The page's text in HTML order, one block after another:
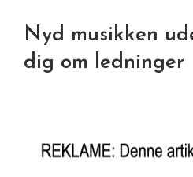
Nyd musikken
dig om ledninger